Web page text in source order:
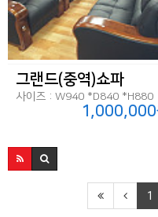
그랜드(중역)쇼파
사이즈 : W940 *D840 *H880
1,000,000
1